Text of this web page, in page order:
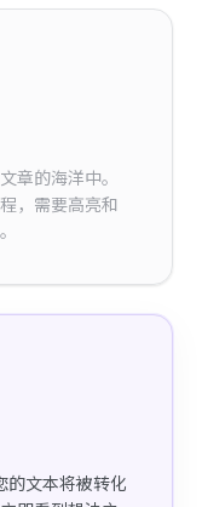
章的海洋中。
，需要高亮和
的文本将被转化